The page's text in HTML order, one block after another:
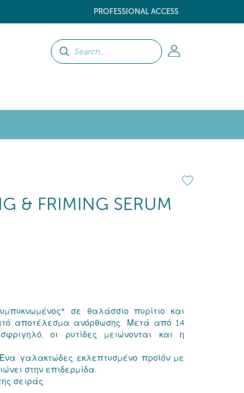
PROFESSIONAL ACCESS
& FRIMING SERUM
σε θαλάσσιο πυρίτιο και
αποτέλεσμα ανόρθωσης. Μετά από 14
οι ρυτίδες μειώνονται και η
γαλακτώδες εκλεπτυσμένο προϊόν με
στην επιδερμίδα.
σειράς.